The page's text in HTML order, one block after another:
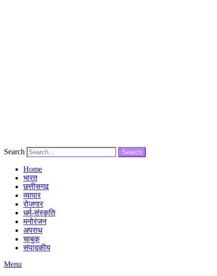
Search Search
Home
भारत
छत्तीसगढ़
व्यापार
रोजगार
धर्म-संस्कृति
मनोरंजन
अपराध
चाबुक
संपादकीय
Menu